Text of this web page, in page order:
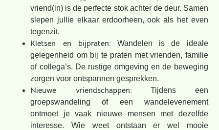
vriend(in) is de perfecte stok achter de deur. Samen
slepen jullie elkaar erdoorheen, ook als het even
tegenzit.
Kletsen en bijpraten: Wandelen is de ideale
gelegenheid om bij te praten met vrienden, familie
of collega’s. De rustige omgeving en de beweging
zorgen voor ontspannen gesprekken.
Nieuwe vriendschappen: Tijdens een
groepswandeling of een wandelevenement
ontmoet je vaak nieuwe mensen met dezelfde
interesse. Wie weet ontstaan er wel mooie